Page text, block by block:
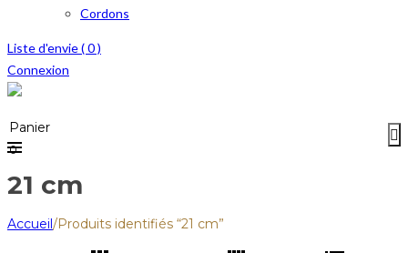
Cordons
Liste d'envie (0)
Connexion
Panier
0
21 cm
Accueil/Produits identifiés “21 cm”